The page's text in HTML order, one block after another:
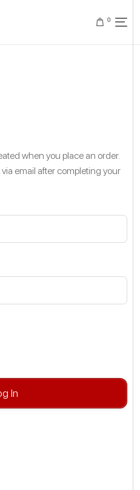
0
when you place an order.
email after completing your
In